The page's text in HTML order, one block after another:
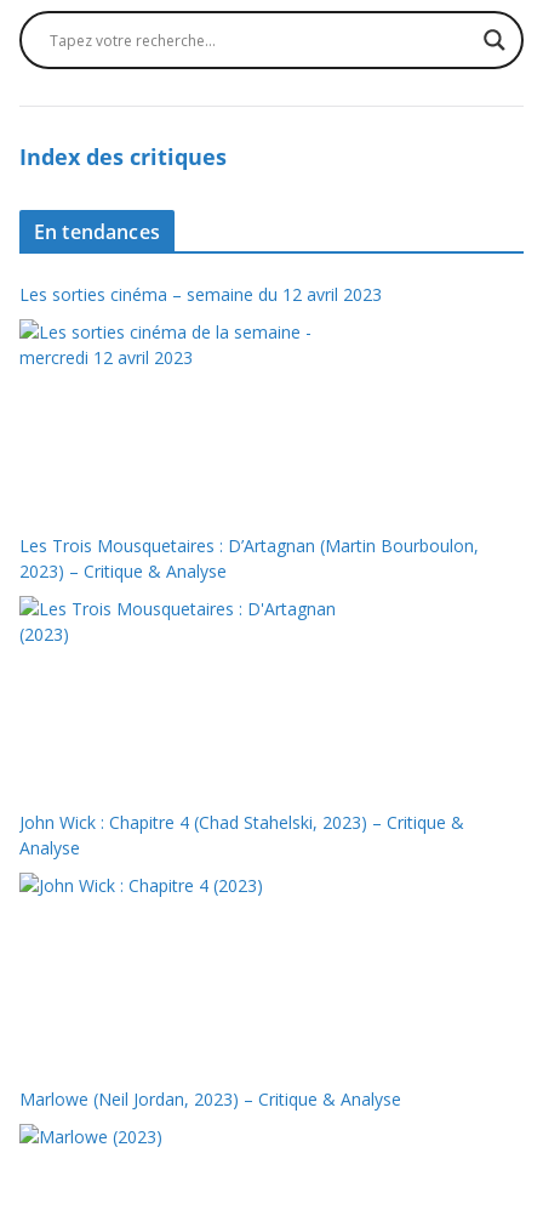
Index des critiques
En tendances
Les sorties cinéma – semaine du 12 avril 2023
Les Trois Mousquetaires : D’Artagnan (Martin Bourboulon,
2023) – Critique & Analyse
John Wick : Chapitre 4 (Chad Stahelski, 2023) – Critique &
Analyse
Marlowe (Neil Jordan, 2023) – Critique & Analyse